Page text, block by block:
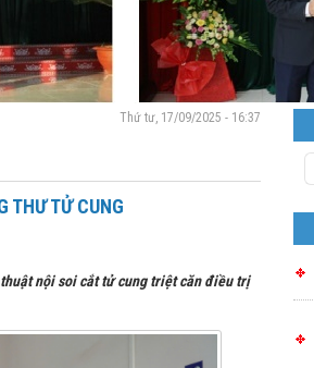
Thứ tư, 17/09/2025 - 16:37
THƯ TỬ CUNG
nội soi cắt tử cung triệt căn điều trị